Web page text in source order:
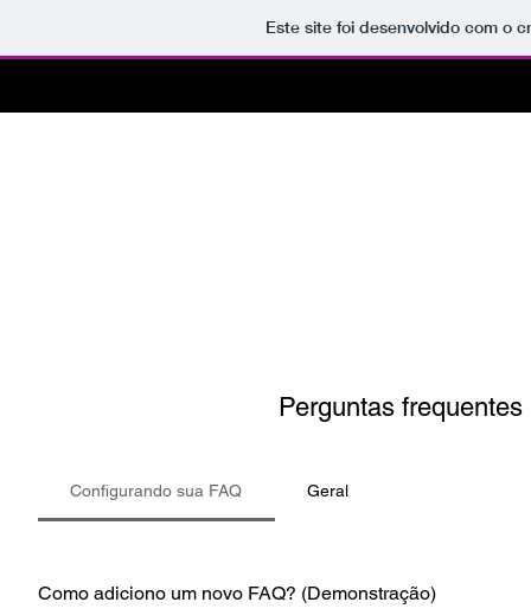
Este site foi desenvolvido com o
Perguntas frequentes
Configurando sua FAQ Geral
Como adiciono um novo FAQ? (Demonstração)